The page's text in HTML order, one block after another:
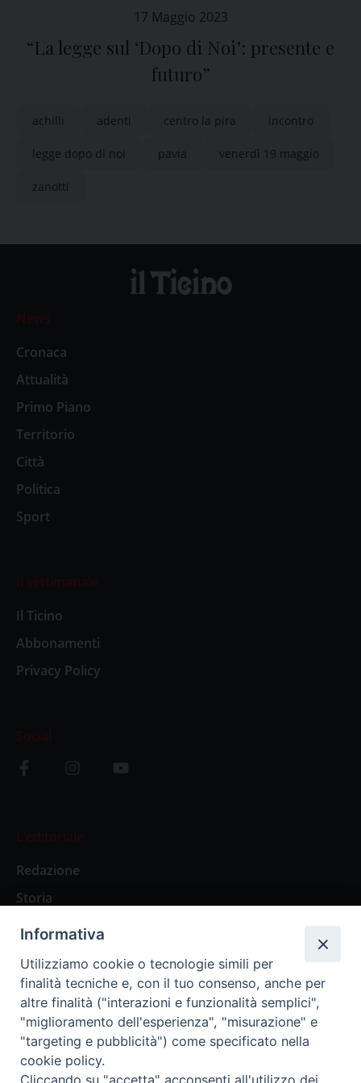
17 Maggio 2023
“La legge sul ‘Dopo di Noi’: presente e
futuro”
achilli adenti centro la pira incontro
legge dopo di noi pavia venerdì 19 maggio
zanotti
News
Cronaca
Attualità
Primo Piano
Territorio
Città
Politica
Sport
Il settimanale
Il Ticino
Abbonamenti
Privacy Policy
Social
L’editoriale
Redazione
Storia
Abbonamenti
Abbonamento Annuale Digitale
Abbonamento Annuale Cartaceo
Abbonamento Singola Copia Digitale
Informativa
Utilizziamo cookie o tecnologie simili per
finalità tecniche e, con il tuo consenso, anche per
altre finalità ("interazioni e funzionalità semplici",
"miglioramento dell'esperienza", "misurazione" e
"targeting e pubblicità") come specificato nella
cookie policy.